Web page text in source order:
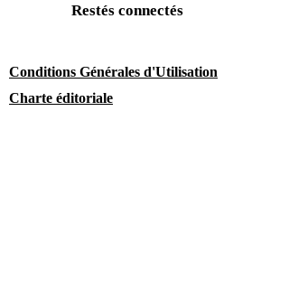
Restés connectés
Conditions Générales d'Utilisation
Charte éditoriale